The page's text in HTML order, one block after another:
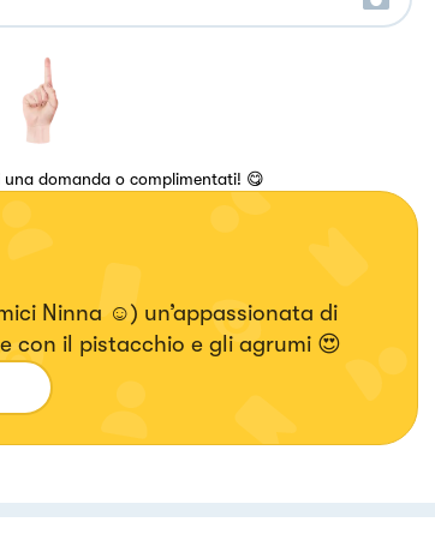
domanda o complimentati! 😋
Ninna ☺️) un’appassionata di
con il pistacchio e gli agrumi 😍